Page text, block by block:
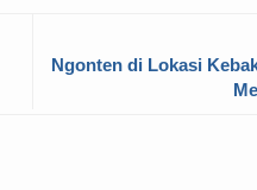
Ngonten di Lokasi